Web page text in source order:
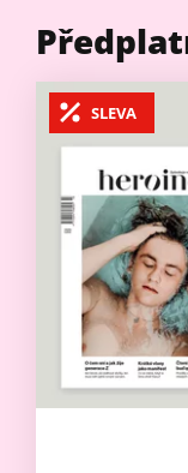
SLEVA